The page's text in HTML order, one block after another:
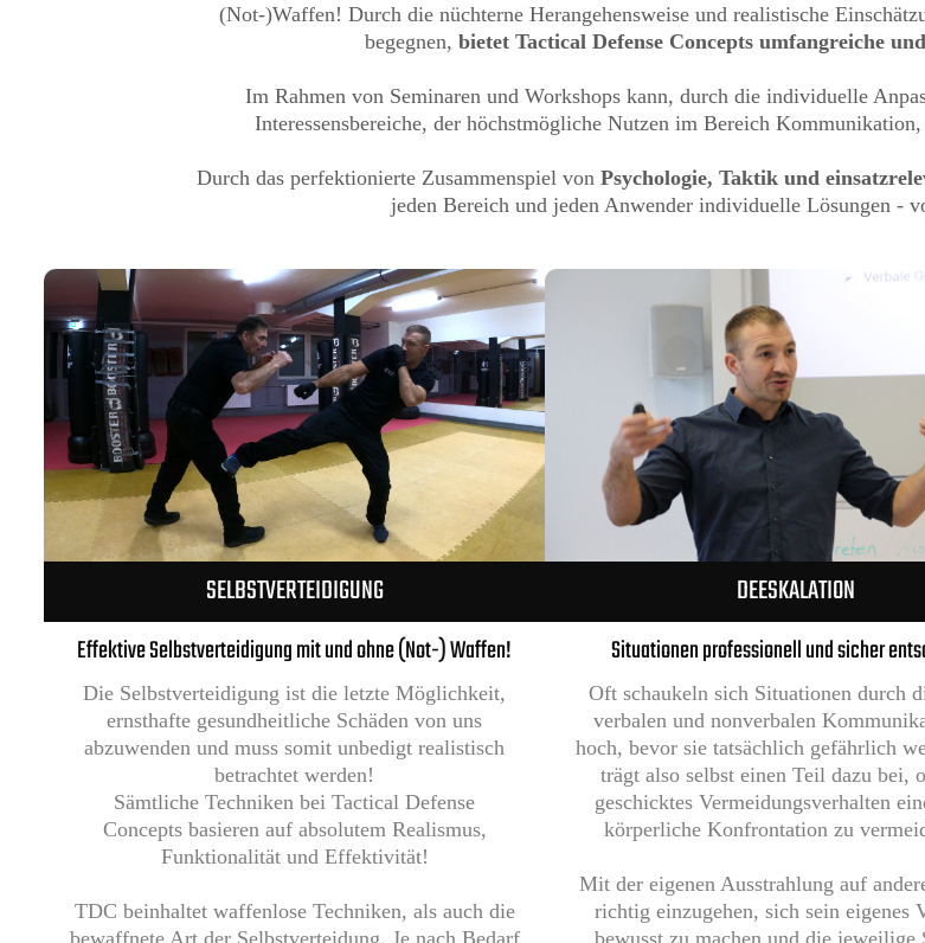
(Not-)Waffen! Durch die nüchterne Herangehensweise und realistische
begegnen, bietet Tactical Defense Concepts umfangreiche
Im Rahmen von Seminaren und Workshops kann, durch die individuelle
Interessensbereiche, der höchstmögliche Nutzen im Bereich
Durch das perfektionierte Zusammenspiel von Psychologie, Taktik und
jeden Bereich und jeden Anwender individuelle Lösungen -
SELBSTVERTEIDIGUNG
Effektive Selbstverteidigung mit und ohne (Not-) Waffen!
Die Selbstverteidigung ist die letzte Möglichkeit,
ernsthafte gesundheitliche Schäden von uns
abzuwenden und muss somit unbedigt realistisch
betrachtet werden!
Sämtliche Techniken bei Tactical Defense
Concepts basieren auf absolutem Realismus,
Funktionalität und Effektivität!
TDC beinhaltet waffenlose Techniken, als auch die
DEESKALATION
Situationen professionell und sicher
Oft schaukeln sich Situationen durch
verbalen und nonverbalen
hoch, bevor sie tatsächlich gefährlich
trägt also selbst einen Teil dazu bei,
geschicktes Vermeidungsverhalten
körperliche Konfrontation zu
Mit der eigenen Ausstrahlung auf
richtig einzugehen, sich sein eigenes